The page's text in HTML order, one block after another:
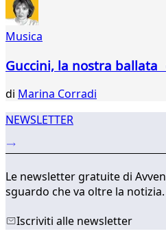
Musica
Guccini, la nostra ballata
di Marina Corradi
NEWSLETTER
Le newsletter gratuite di
sguardo che va oltre la notizia.
Iscriviti alle newsletter